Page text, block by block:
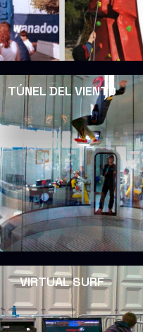
TÚNEL DEL VIENTO
VIRTUAL SURF